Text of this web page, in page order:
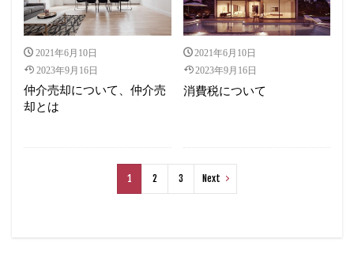
2021年6月10日
2023年9月16日
仲介売却について、仲介売
却とは
2021年6月10日
2023年9月16日
消費税について
1 2 3 Next